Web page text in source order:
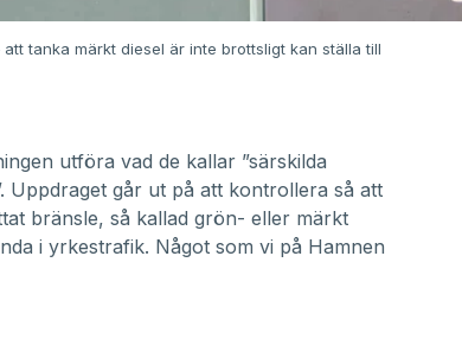
tanka märkt diesel är inte brottsligt kan ställa till
utföra vad de kallar ”särskilda
Uppdraget går ut på att kontrollera så att
bränsle, så kallad grön- eller märkt
i yrkestrafik. Något som vi på Hamnen